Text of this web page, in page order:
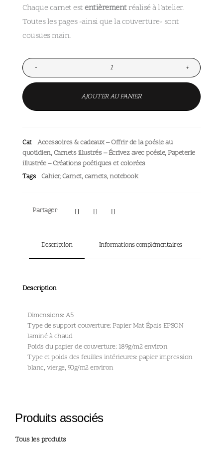
Chaque carnet estentièrementréalisé à l’atelier.
Toutes les pages -ainsi que la couverture- sont
cousues main.
+
-
AJOUTER AU PANIER
Cat
Accessoires & cadeaux – Offrir de la poésie au
quotidien,Carnets illustrés – Écrivez avec poésie,Papeterie
illustrée – Créations poétiques et colorées
Tags Cahier,Carnet,carnets,notebook
Partager
Description Informations complémentaires
Description
Dimensions: A5
Type de support couverture: Papier Mat Épais EPSON
laminé à chaud
Poids du papier de couverture: 189g/m2 environ
Type et poids des feuilles intérieures: papier impression
blanc, vierge, 90g/m2 environ
Produits associés
Tous les produits